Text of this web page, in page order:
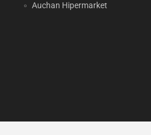
Auchan Hipermarket